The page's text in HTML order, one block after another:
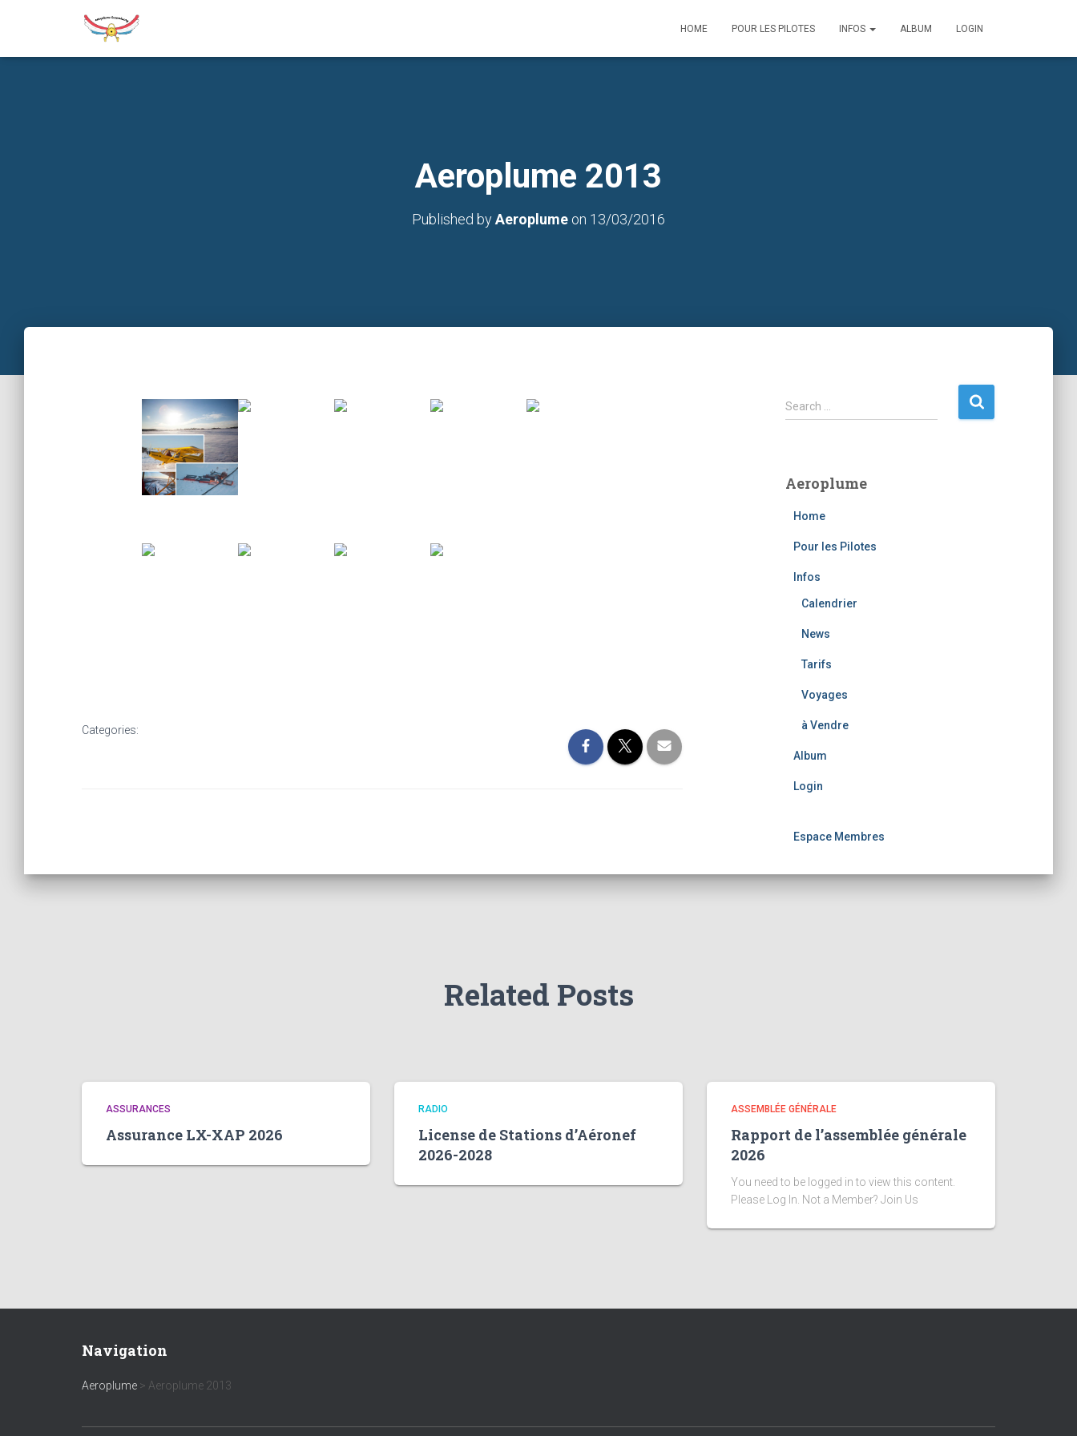
HOME POUR LES PILOTES INFOS ALBUM LOGIN
Aeroplume 2013
Published byAeroplume on 13/03/2016
Categories:
S
e
h
Search …
Aeroplume
Home
Pour les Pilotes
Infos
Calendrier
News
Tarifs
Voyages
à Vendre
Album
Login
Espace Membres
Related Posts
ASSURANCES
Assurance LX-XAP 2026
RADIO
License de Stations d’Aéronef
2026-2028
ASSEMBLÉE GÉNÉRALE
Rapport de l’assemblée générale
2026
You need to be logged in to view this content.
Please Log In. Not a Member? Join Us
Navigation
Aeroplume > Aeroplume 2013